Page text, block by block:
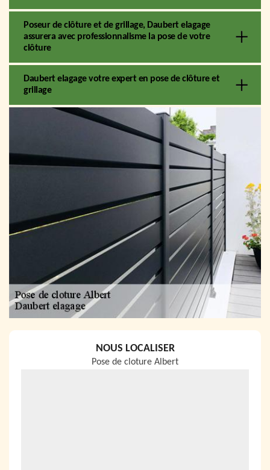
Poseur de clôture et de grillage, Daubert elagage
assurera avec professionnalisme la pose de votre
clôture
Daubert elagage votre expert en pose de clôture et
grillage
NOUS LOCALISER
Pose de cloture Albert